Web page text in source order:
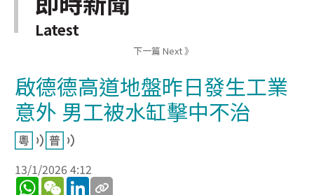
Latest
下一篇 Next 》
啟德德高道地盤昨日發生工業
意外 男工被水缸擊中不治
13/1/2026 4:12
WhatsApp
WeChatLinkedIn